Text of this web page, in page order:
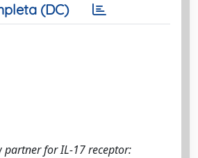
(DC)
partner for IL-17 receptor: